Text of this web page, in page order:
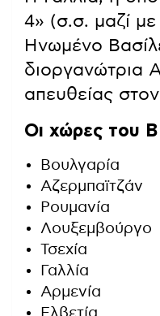
4» (σ.σ. μαζί με
Ηνωμένο
διοργανώτρια
απευθείας στον
Οι χώρες του
Βουλγαρία
Αζερμπαϊτζάν
Ρουμανία
Λουξεμβούργο
Τσεχία
Γαλλία
Αρμενία